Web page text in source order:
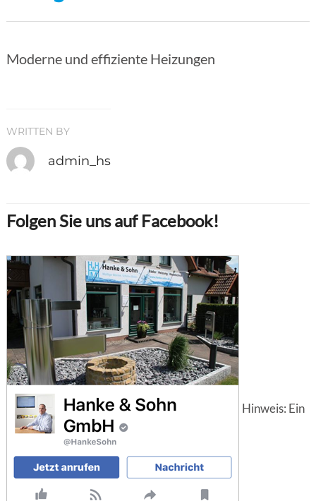
Moderne und effiziente Heizungen
WRITTEN BY
admin_hs
Folgen Sie uns auf Facebook!
Hinweis: Ein